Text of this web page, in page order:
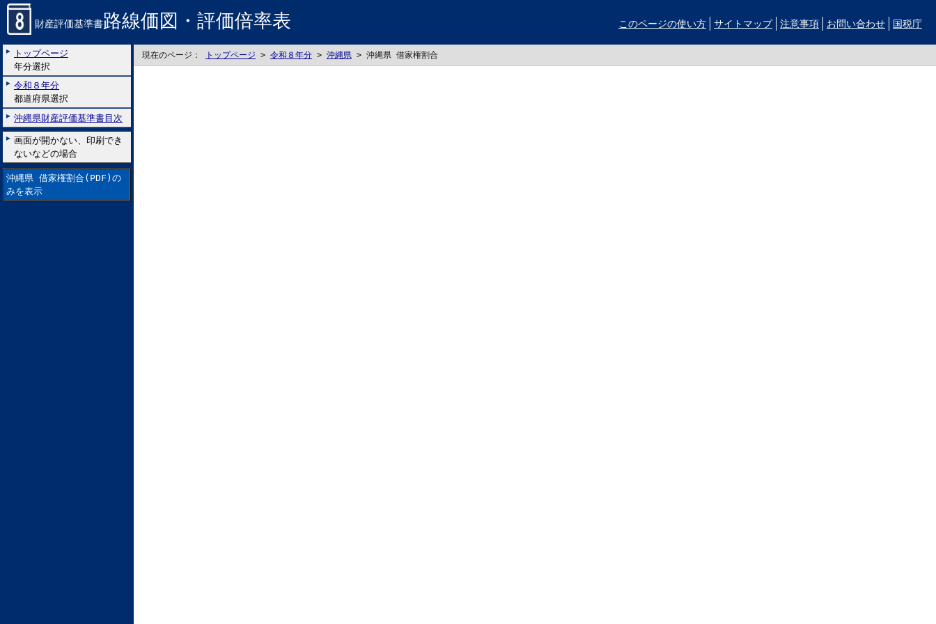
財産評価基準書路線価図・評価倍率表 このページの使い方 サイトマップ 注意事項 お問い合わせ 国税庁
トップページ
年分選択
令和８年分
都道府県選択
沖縄県財産評価基準書目次
画面が開かない、印刷でき
ないなどの場合
沖縄県 借家権割合(PDF)の
みを表示
現在のページ： トップページ > 令和８年分 > 沖縄県 > 沖縄県 借家権割合